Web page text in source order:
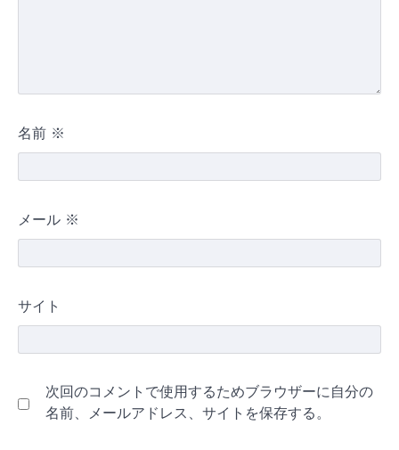
名前 ※
メール ※
サイト
次回のコメントで使用するためブラウザーに自分の
名前、メールアドレス、サイトを保存する。